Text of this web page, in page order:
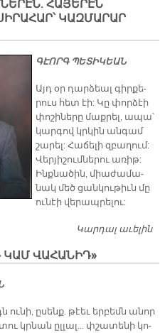
ՀԱՅԵՐԷՆ
ԿԱԶՄԱՐԱՐ
​ԳԷՈՐԳ ՊԵՏԻԿԵԱՆ
Այդ օր դար­ձեալ գիր­քե­
րուս հետ էի: Կը փոր­ձէի
փո­շի­նե­րը մաք­րել, ա­պա՝
կար­գով կրկին ան­գամ
շա­րել: Հա­ճե­լի զբա­ղում:
Վեր­յի­շում­նե­րու ա­ռիթ:
Ինք­նա­ծին, միա­ժա­մա­
նակ մեծ ցան­կու­թիւն մը
ու­նէի վե­րապ­րե­լու:
Կարդալ աւելին
ՎԱՀԱՆԻԴ»
ը­սենք. թէեւ եր­բեմն ա­նոր
կրնան ըլ­լալ... փշա­տե­նի կո­